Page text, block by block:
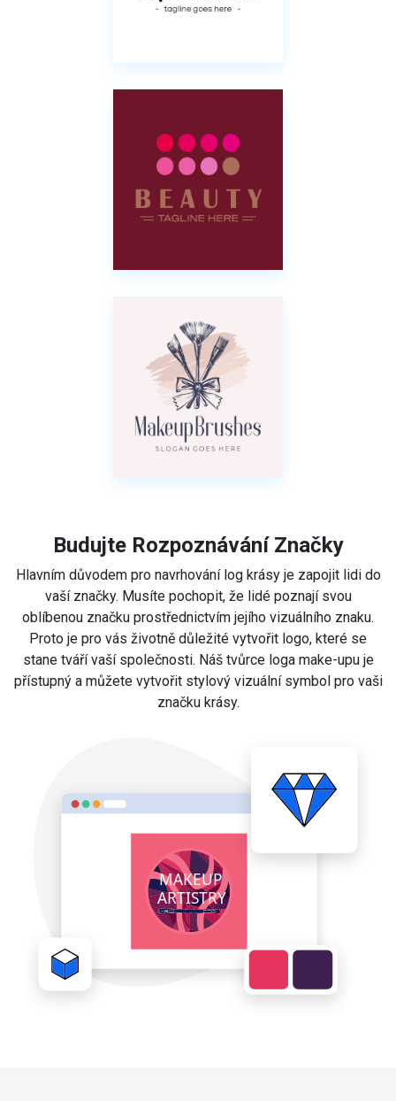
Budujte Rozpoznávání Značky
Hlavním důvodem pro navrhování log krásy je zapojit lidi do
vaší značky. Musíte pochopit, že lidé poznají svou
oblíbenou značku prostřednictvím jejího vizuálního znaku.
Proto je pro vás životně důležité vytvořit logo, které se
stane tváří vaší společnosti. Náš tvůrce loga make-upu je
přístupný a můžete vytvořit stylový vizuální symbol pro vaši
značku krásy.